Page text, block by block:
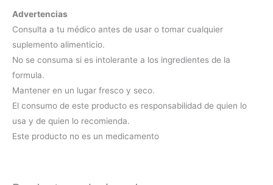
Advertencias
Consulta a tu médico antes de usar o tomar cualquier
suplemento alimenticio.
No se consuma si es intolerante a los ingredientes de la
formula.
Mantener en un lugar fresco y seco.
El consumo de este producto es responsabilidad de quien lo
usa y de quien lo recomienda.
Este producto no es un medicamento